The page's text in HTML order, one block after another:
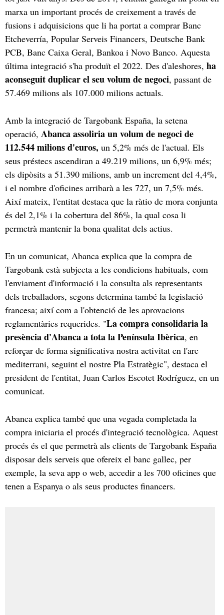
marxa un important procés de creixement a través de
fusions i adquisicions que li ha portat a comprar Banc
Etcheverría, Popular Serveis Financers, Deutsche Bank
PCB, Banc Caixa Geral, Bankoa i Novo Banco. Aquesta
última integració s'ha produït el 2022. Des d'aleshores, ha
aconseguit duplicar el seu volum de negoci, passant de
57.469 milions als 107.000 milions actuals.
Amb la integració de Targobank España, la setena
operació, Abanca assoliria un volum de negoci de
112.544 milions d'euros, un 5,2% més de l'actual. Els
seus préstecs ascendiran a 49.219 milions, un 6,9% més;
els dipòsits a 51.390 milions, amb un increment del 4,4%,
i el nombre d'oficines arribarà a les 727, un 7,5% més.
Així mateix, l'entitat destaca que la ràtio de mora conjunta
és del 2,1% i la cobertura del 86%, la qual cosa li
permetrà mantenir la bona qualitat dels actius.
En un comunicat, Abanca explica que la compra de
Targobank està subjecta a les condicions habituals, com
l'enviament d'informació i la consulta als representants
dels treballadors, segons determina també la legislació
francesa; així com a l'obtenció de les aprovacions
reglamentàries requerides. "La compra consolidaria la
presència d'Abanca a tota la Península Ibèrica, en
reforçar de forma significativa nostra activitat en l'arc
mediterrani, seguint el nostre Pla Estratègic", destaca el
president de l'entitat, Juan Carlos Escotet Rodríguez, en un
comunicat.
Abanca explica també que una vegada completada la
compra iniciaria el procés d'integració tecnològica. Aquest
procés és el que permetrà als clients de Targobank España
disposar dels serveis que ofereix el banc gallec, per
exemple, la seva app o web, accedir a les 700 oficines que
tenen a Espanya o als seus productes financers.